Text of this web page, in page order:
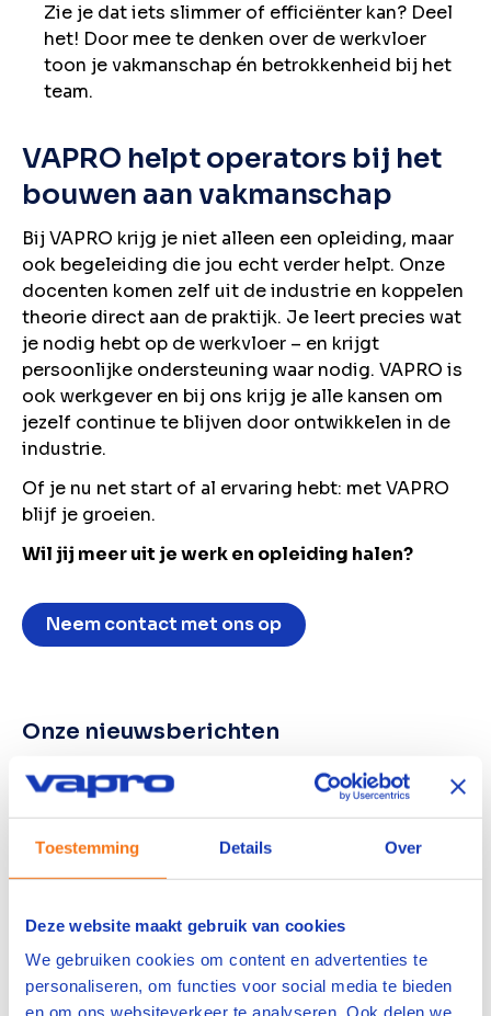
Toestemming Details Over
Deze website maakt gebruik van cookies
We gebruiken cookies om content en advertenties te
personaliseren, om functies voor social media te bieden
en om ons websiteverkeer te analyseren. Ook delen we
Zie je dat iets slimmer of efficiënter kan? Deel
het! Door mee te denken over de werkvloer
toon je vakmanschap én betrokkenheid bij het
team.
VAPRO helpt operators bij het
bouwen aan vakmanschap
Bij VAPRO krijg je niet alleen een opleiding, maar
ook begeleiding die jou echt verder helpt. Onze
docenten komen zelf uit de industrie en koppelen
theorie direct aan de praktijk. Je leert precies wat
je nodig hebt op de werkvloer – en krijgt
persoonlijke ondersteuning waar nodig. VAPRO is
ook werkgever en bij ons krijg je alle kansen om
jezelf continue te blijven door ontwikkelen in de
industrie.
Of je nu net start of al ervaring hebt: met VAPRO
blijf je groeien.
Wil jij meer uit je werk en opleiding halen?
Neem contact met ons op
Onze nieuwsberichten